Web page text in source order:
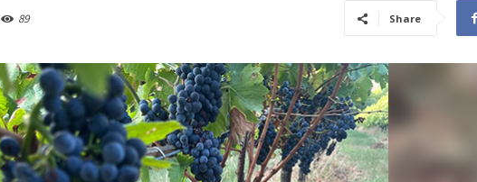
89 Share